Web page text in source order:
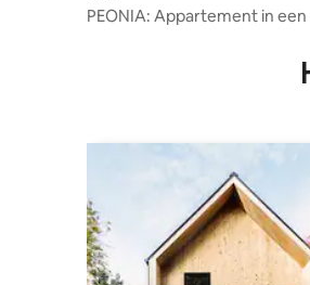
PEONIA: Appartement in een